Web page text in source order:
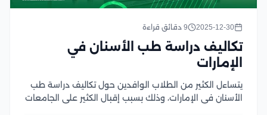
2025-12-30 9 دقائق قراءة
تكاليف دراسة طب الأسنان في
الإمارات
يتساءل الكثير من الطلاب الوافدين حول تكاليف دراسة طب
الأسنان في الإمارات، وذلك بسبب إقبال الكثير على الجامعات